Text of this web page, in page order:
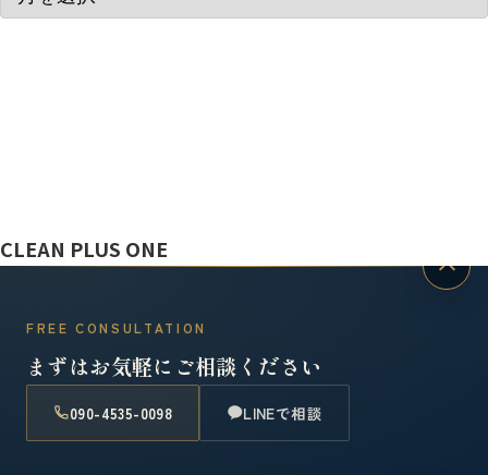
CLEAN PLUS ONE
FREE CONSULTATION
まずはお気軽にご相談ください
090-4535-0098 LINEで相談